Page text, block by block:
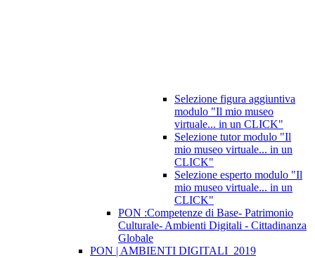
Selezione figura aggiuntiva
modulo "Il mio museo
virtuale... in un CLICK"
Selezione tutor modulo "Il
mio museo virtuale... in un
CLICK"
Selezione esperto modulo "Il
mio museo virtuale... in un
CLICK"
PON :Competenze di Base- Patrimonio
Culturale- Ambienti Digitali - Cittadinanza
Globale
PON | AMBIENTI DIGITALI_2019